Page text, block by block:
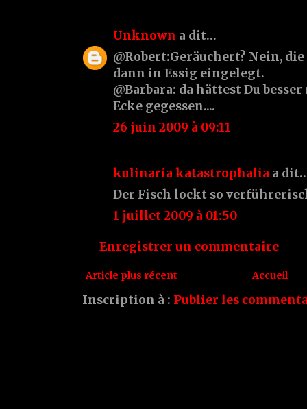
Unknown a dit…
@Robert:Geräuchert? Nein,
dann in Essig eingelegt.
@Barbara: da hättest Du
Ecke gegessen....
26 juin 2009 à 09:11
kulinaria katastrophalia a
Der Fisch lockt so
1 juillet 2009 à 01:50
Enregistrer un commentaire
Article plus récent Accueil
Inscription à : Publier les